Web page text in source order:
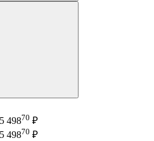
5 49870 ₽
5 49870 ₽